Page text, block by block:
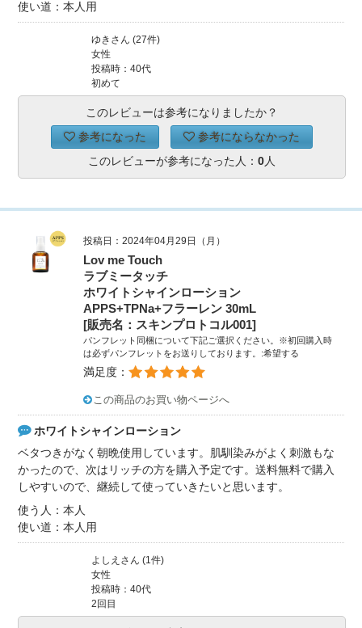
使い道：本人用
ゆきさん (27件)
女性
投稿時：40代
初めて
このレビューは参考になりましたか？
参考になった
参考にならなかった
このレビューが参考になった人： 0人
投稿日：2024年04月29日（月）
Lov me Touch
ラブミータッチ
ホワイトシャインローション
APPS+TPNa+フラーレン 30mL
[販売名：スキンプロトコル001]
パンフレット同梱について下記ご選択ください。※初回購入時
は必ずパンフレットをお送りしております。:希望する
満足度：
この商品のお買い物ページへ
ホワイトシャインローション
ベタつきがなく朝晩使用しています。肌馴染みがよく刺激もな
かったので、次はリッチの方を購入予定です。送料無料で購入
しやすいので、継続して使っていきたいと思います。
使う人：本人
使い道：本人用
よしえさん (1件)
女性
投稿時：40代
2回目